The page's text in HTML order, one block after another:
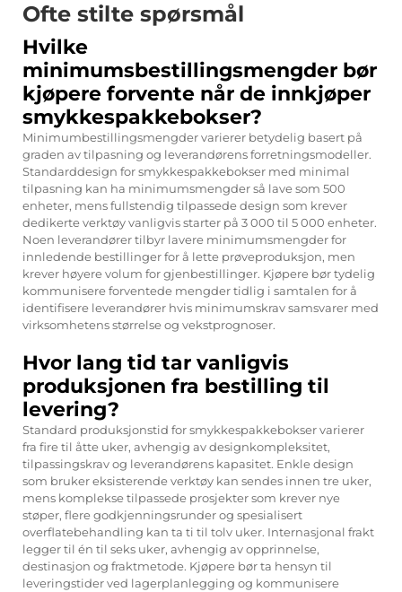
Ofte stilte spørsmål
Hvilke
minimumsbestillingsmengder bør
kjøpere forvente når de innkjøper
smykkespakkebokser?
Minimumbestillingsmengder varierer betydelig basert på
graden av tilpasning og leverandørens forretningsmodeller.
Standarddesign for smykkespakkebokser med minimal
tilpasning kan ha minimumsmengder så lave som 500
enheter, mens fullstendig tilpassede design som krever
dedikerte verktøy vanligvis starter på 3 000 til 5 000 enheter.
Noen leverandører tilbyr lavere minimumsmengder for
innledende bestillinger for å lette prøveproduksjon, men
krever høyere volum for gjenbestillinger. Kjøpere bør tydelig
kommunisere forventede mengder tidlig i samtalen for å
identifisere leverandører hvis minimumskrav samsvarer med
virksomhetens størrelse og vekstprognoser.
Hvor lang tid tar vanligvis
produksjonen fra bestilling til
levering?
Standard produksjonstid for smykkespakkebokser varierer
fra fire til åtte uker, avhengig av designkompleksitet,
tilpassingskrav og leverandørens kapasitet. Enkle design
som bruker eksisterende verktøy kan sendes innen tre uker,
mens komplekse tilpassede prosjekter som krever nye
støper, flere godkjenningsrunder og spesialisert
overflatebehandling kan ta ti til tolv uker. Internasjonal frakt
legger til én til seks uker, avhengig av opprinnelse,
destinasjon og fraktmetode. Kjøpere bør ta hensyn til
leveringstider ved lagerplanlegging og kommunisere